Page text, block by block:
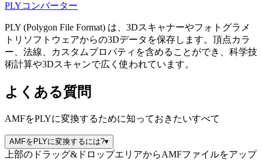
PLYコンバーター
PLY (Polygon File Format) は、3Dスキャナーやフォトグラメ
トリソフトウェアからの3Dデータを保存します。頂点カラ
ー、法線、カスタムプロパティを含めることができ、科学技
術計算や3Dスキャンで広く使われています。
よくある質問
AMFをPLYに変換するために知っておきたいすべて
AMFをPLYに変換するには?▾
上部のドラッグ&ドロップエリアからAMFファイルをアップ